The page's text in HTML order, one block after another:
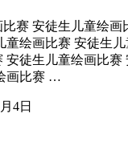
赛 安徒生儿童绘画
童绘画比赛 安徒生
安徒生儿童绘画比赛
画比赛 …
4日